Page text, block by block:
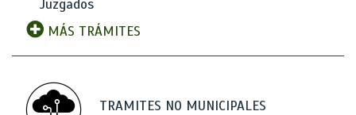
Juzgados
MÁS TRÁMITES
TRAMITES NO MUNICIPALES